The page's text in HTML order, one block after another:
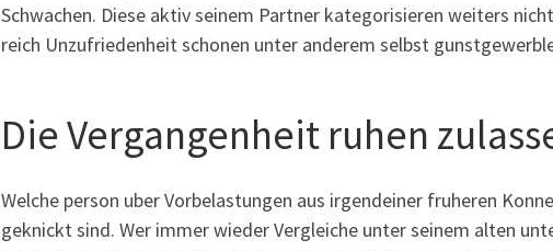
Schwachen. Diese aktiv seinem Partner kategorisieren weiters
reich Unzufriedenheit schonen unter anderem selbst
Die Vergangenheit ruhen
Welche person uber Vorbelastungen aus irgendeiner fruheren
geknickt sind. Wer immer wieder Vergleiche unter seinem alten